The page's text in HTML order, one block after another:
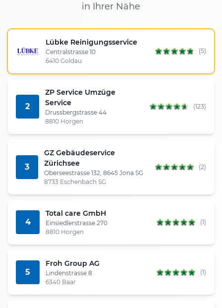
in Ihrer Nähe
Lübke Reinigungsservice
Centralstrasse 10
6410 Goldau
(5)
2
ZP Service Umzüge
Service
Drussbergstrasse 44
8810 Horgen
(123)
3
GZ Gebäudeservice
Zürichsee
Oberseestrasse 132, 8645 Jona SG
8733 Eschenbach SG
(2)
4
Total care GmbH
Einsiedlerstrasse 270
8810 Horgen
(1)
5
Froh Group AG
Lindenstrasse 8
6340 Baar
(1)